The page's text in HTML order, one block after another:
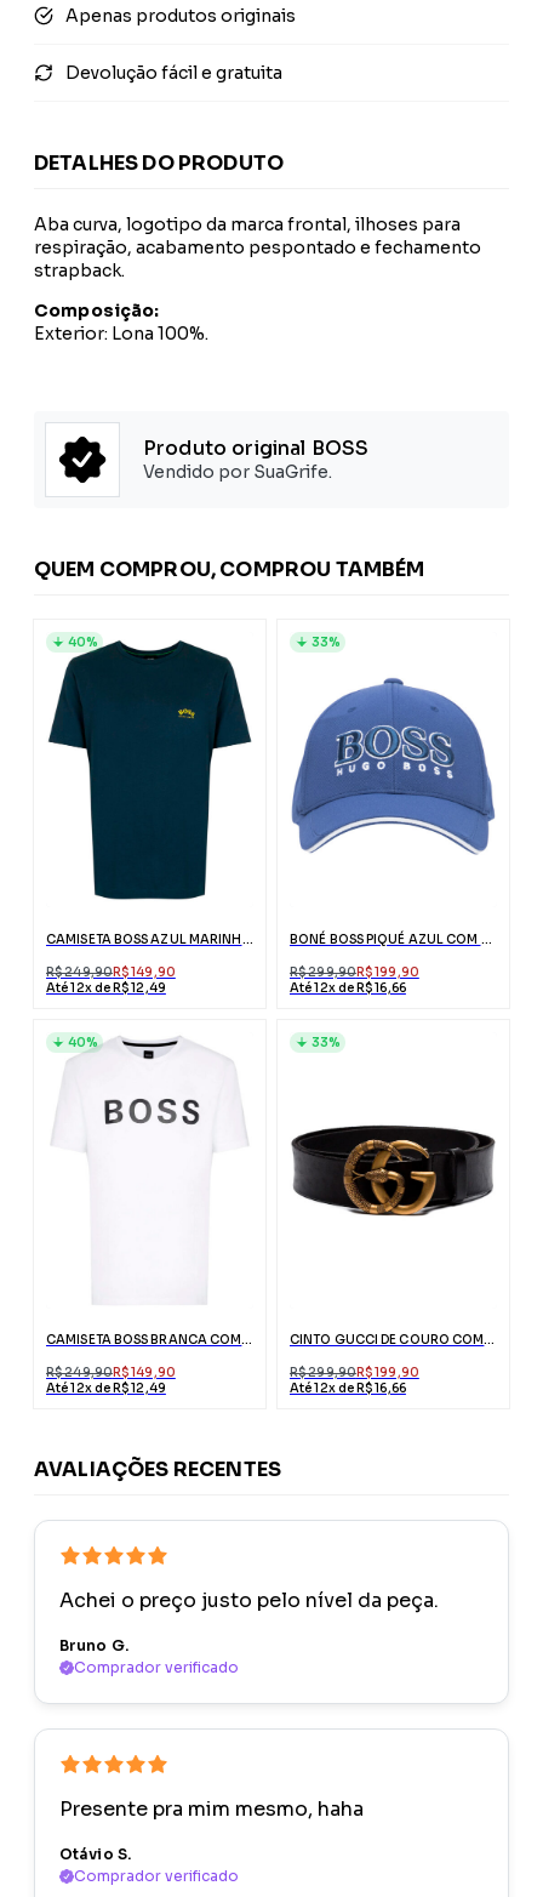
Apenas produtos originais
Devolução fácil e gratuita
DETALHES DO PRODUTO
Aba curva, logotipo da marca frontal, ilhoses para
respiração, acabamento pespontado e fechamento
strapback.
Composição:
Exterior: Lona 100%.
Produto original BOSS
Vendido por SuaGrife.
QUEM COMPROU, COMPROU TAMBÉM
CAMISETA BOSS AZUL MARINHO COM LOGO
R$ 249,90R$ 149,90
Até 12x de R$ 12,49
40%
BONÉ BOSS PIQUÉ AZUL COM LOGO 3D
R$ 299,90R$ 199,90
Até 12x de R$ 16,66
33%
CAMISETA BOSS BRANCA COM ESTAMPA FRONTAL
R$ 249,90R$ 149,90
Até 12x de R$ 12,49
40%
CINTO GUCCI DE COURO COM FIVELA DUPLO G DE COBRA
R$ 299,90R$ 199,90
Até 12x de R$ 16,66
33%
AVALIAÇÕES RECENTES
Achei o preço justo pelo nível da peça.
Bruno G.
Comprador verificado
Presente pra mim mesmo, haha
Otávio S.
Comprador verificado